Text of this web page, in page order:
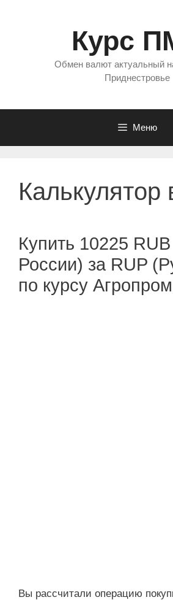
Курс
Обмен валют актуальный
Приднестровье
Меню
Калькулятор
Купить 10225
России) за RUP
по курсу
Вы рассчитали операцию